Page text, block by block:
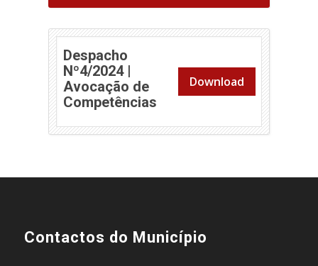
Despacho
Nº4/2024 |
Avocação de
Competências
Download
Contactos do Município